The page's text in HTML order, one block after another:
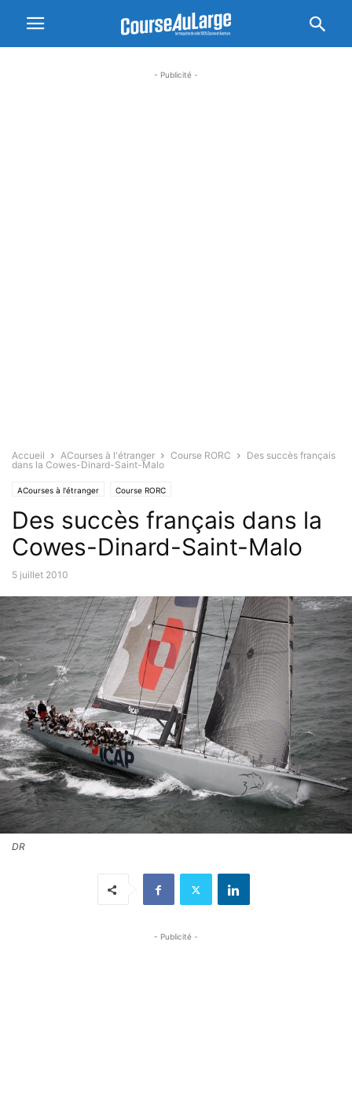
- Publicité -
Accueil ACourses à l'étranger Course RORC
Des succès français
dans la Cowes-Dinard-Saint-Malo
ACourses à l'étranger Course RORC
Des succès français dans la
Cowes-Dinard-Saint-Malo
5 juillet 2010
DR
- Publicité -